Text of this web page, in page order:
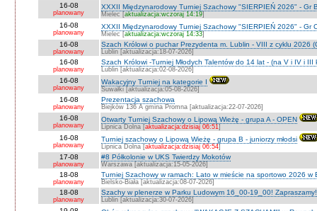
16-08
planowany
XXXII Międzynarodowy Turniej Szachowy "SIERPIEŃ 2026" - Gr
Mielec [aktualizacja:wczoraj 14:19]
16-08
planowany
XXXII Międzynarodowy Turniej Szachowy "SIERPIEŃ 2026" - Gr
Mielec [aktualizacja:wczoraj 14:33]
16-08
planowany
Szach Królowi o puchar Prezydenta m. Lublin - VIII z cyklu 2026
Lublin [aktualizacja:18-07-2026]
16-08
planowany
Szach Królowi -Turniej Młodych Talentów do 14 lat - (na V i IV i III
Lublin [aktualizacja:02-08-2026]
16-08
planowany
Wakacyjny Turniej na kategorie I
Suwałki [aktualizacja:05-08-2026]
16-08
planowany
Prezentacja szachowa
Biejków 136 A gmina Promna [aktualizacja:22-07-2026]
16-08
planowany
Otwarty Turniej Szachowy o Lipową Wieżę - grupa A - OPEN
Lipnica Dolna [aktualizacja:dzisiaj 06:51]
16-08
planowany
Turniej szachowy o Lipową Wieżę - grupa B - juniorzy młodsi
Lipnica Dolna [aktualizacja:dzisiaj 06:54]
17-08
planowany
#8 Półkolonie w UKS Twierdzy Mokotów
Warszawa [aktualizacja:15-05-2026]
18-08
planowany
Turniej Szachowy w ramach: Lato w mieście na sportowo 2026 w
Bielsko-Biała [aktualizacja:08-07-2026]
18-08
planowany
Szachy w plenerze w Parku Ludowym 16_00-19_00! Zapraszamy!
Lublin [aktualizacja:30-07-2026]